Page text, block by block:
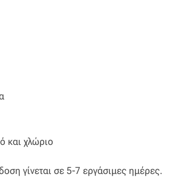
και χλώριο
γίνεται σε 5-7 εργάσιμες ημέρες.